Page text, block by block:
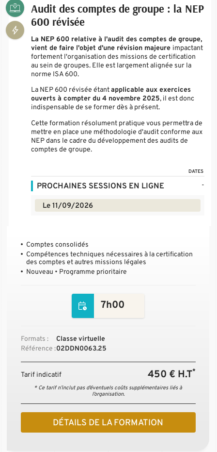
Audit des comptes de groupe : la NEP
600 révisée
La NEP 600 relative à l'audit des comptes de groupe,
vient de faire l'objet d'une révision majeure impactant
fortement l'organisation des missions de certification
au sein de groupes. Elle est largement alignée sur la
norme ISA 600.
La NEP 600 révisée étantapplicable aux exercices
ouverts à compter du 4 novembre 2025, il est donc
indispensable de se former dès à présent.
Cette formation résolument pratique vous permettra de
mettre en place une méthodologie d'audit conforme aux
NEP dans le cadre du développement des audits de
comptes de groupe.
DATES
PROCHAINES SESSIONS EN LIGNE -
Le 11/09/2026
Comptes consolidés
Compétences techniques nécessaires à la certification
des comptes et autres missions légales
Nouveau • Programme prioritaire
7h00
Formats :
Classe virtuelle
Référence :02DDN0063.25
Tarif indicatif 450 € H.T*
* Ce tarif n’inclut pas d’éventuels coûts supplémentaires liés à
l’organisation.
DÉTAILS DE LA FORMATION